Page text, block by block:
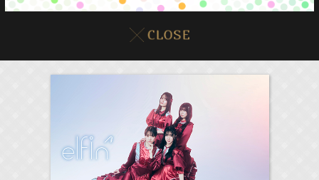
一緒にごはんをたべるだけ